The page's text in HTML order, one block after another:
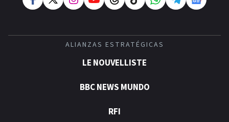
ALIANZAS ESTRATÉGICAS
LE NOUVELLISTE
BBC NEWS MUNDO
RFI